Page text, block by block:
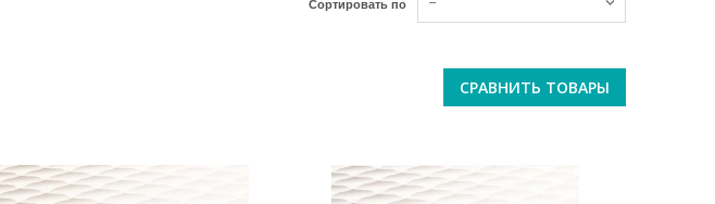
Сортировать по
СРАВНИТЬ ТОВАРЫ